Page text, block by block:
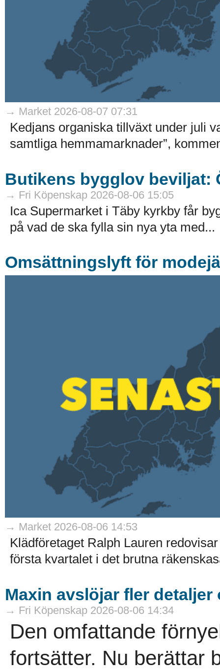
→ Market 2026-08-07 07:31
Kedjans organiska tillväxt under juli
samtliga hemmamarknader”,
Butikens bygglov beviljat:
→ Fri Köpenskap 2026-08-06 15:05
Ica Supermarket i Täby kyrkby får
på vad de ska fylla sin nya yta med...
Omsättningslyft för
→ Market 2026-08-06 14:53
Klädföretaget Ralph Lauren
första kvartalet i det brutna
Maxin avslöjar fler
→ Fri Köpenskap 2026-08-06 14:34
Den omfattande
fortsätter. Nu berättar